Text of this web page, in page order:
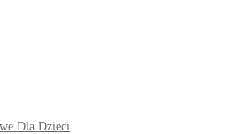
Dla Dzieci